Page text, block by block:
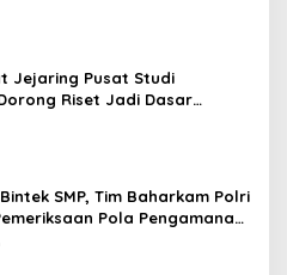
Jejaring Pusat Studi
Riset Jadi Dasar
Inovasi
SMP, Tim Baharkam Polri
Pola Pengamanan
Niaga Jabar